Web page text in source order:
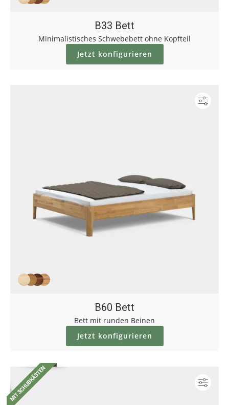
B33 Bett
Minimalistisches Schwebebett ohne Kopfteil
Jetzt konfigurieren
B60 Bett
Bett mit runden Beinen
Jetzt konfigurieren